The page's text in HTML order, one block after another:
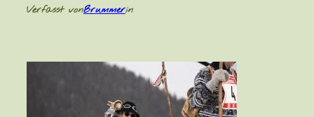
Verfasst vonBrummerin